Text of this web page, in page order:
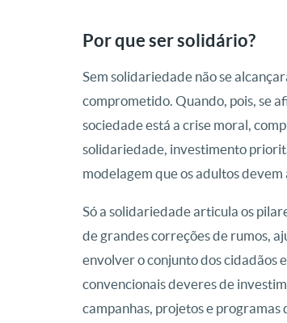
Por que ser solidário?
Sem solidariedade não se
comprometido. Quando, pois, se
sociedade está a crise moral,
solidariedade, investimento
modelagem que os adultos
Só a solidariedade articula os
de grandes correções de rumos,
envolver o conjunto dos cidadãos
convencionais deveres de
campanhas, projetos e programas